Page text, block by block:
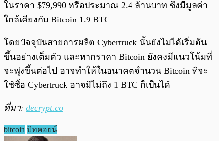
ในราคา $79,990 หรือประมาณ 2.4 ล้านบาท ซึ่งมีมูลค่า
ใกล้เคียงกับ Bitcoin 1.9 BTC
โดยปัจจุบันสายการผลิต Cybertruck นั้นยังไม่ได้เริ่มต้น
ขึ้นอย่างเต็มตัว และหากราคา Bitcoin ยังคงมีแนวโน้มที่
จะพุ่งขึ้นต่อไป อาจทำให้ในอนาคตจำนวน Bitcoin ที่จะ
ใช้ซื้อ Cybertruck อาจมีไม่ถึง 1 BTC ก็เป็นได้
ที่มา: decrypt.co
bitcoin บิทคอยน์